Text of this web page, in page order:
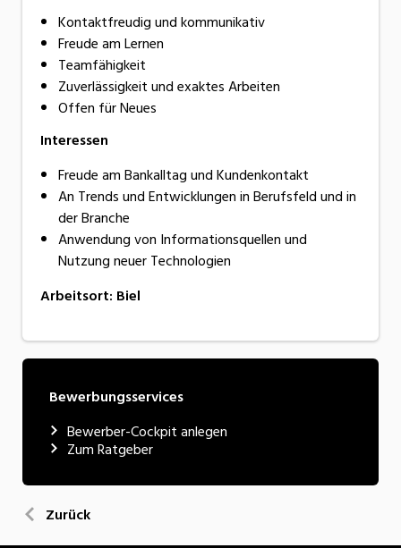
Kontaktfreudig und kommunikativ
Freude am Lernen
Teamfähigkeit
Zuverlässigkeit und exaktes Arbeiten
Offen für Neues
Interessen
Freude am Bankalltag und Kundenkontakt
An Trends und Entwicklungen in Berufsfeld und in
der Branche
Anwendung von Informationsquellen und
Nutzung neuer Technologien
Arbeitsort: Biel
Bewerbungsservices
Bewerber-Cockpit anlegen
Zum Ratgeber
Zurück